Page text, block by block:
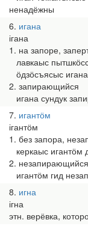
ненадёжны
6 игана
ігана
1. на запоре,
лавкаыс
ӧдзӧсъясыс
2. запирающийся
игана сундук
7 игантӧм
ігантӧм
1. без запора,
керкаыс игантӧм
2. незапирающийся
игантӧм гид
8 игна
ігна
этн. верёвка,